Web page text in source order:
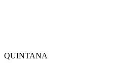
QUINTANA